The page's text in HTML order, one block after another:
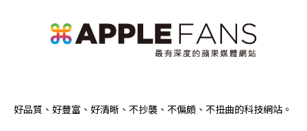
好品質、好豐富、好清晰、不抄襲、不偏頗、不扭曲的科技網站。